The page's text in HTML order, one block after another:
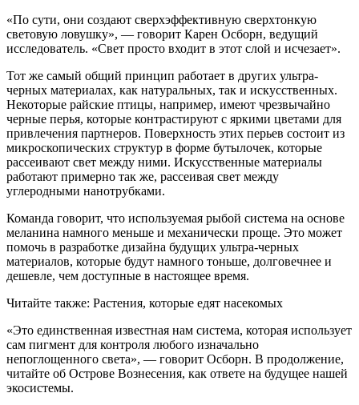
«По сути, они создают сверхэффективную сверхтонкую
световую ловушку», — говорит Карен Осборн, ведущий
исследователь. «Свет просто входит в этот слой и исчезает».
Тот же самый общий принцип работает в других ультра-
черных материалах, как натуральных, так и искусственных.
Некоторые райские птицы, например, имеют чрезвычайно
черные перья, которые контрастируют с яркими цветами для
привлечения партнеров. Поверхность этих перьев состоит из
микроскопических структур в форме бутылочек, которые
рассеивают свет между ними. Искусственные материалы
работают примерно так же, рассеивая свет между
углеродными нанотрубками.
Команда говорит, что используемая рыбой система на основе
меланина намного меньше и механически проще. Это может
помочь в разработке дизайна будущих ультра-черных
материалов, которые будут намного тоньше, долговечнее и
дешевле, чем доступные в настоящее время.
Читайте также: Растения, которые едят насекомых
«Это единственная известная нам система, которая использует
сам пигмент для контроля любого изначально
непоглощенного света», — говорит Осборн. В продолжение,
читайте об Острове Вознесения, как ответе на будущее нашей
экосистемы.